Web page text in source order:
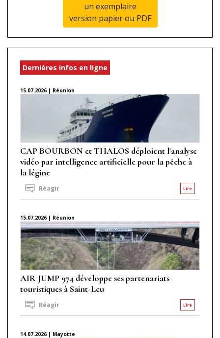
un exemplaire
version papier ou PDF
Dernières infos en ligne
15.07.2026 | Réunion
CAP BOURBON et THALOS déploient l'analyse
vidéo par intelligence artificielle pour la pêche à
la légine
Lire
Réagir
15.07.2026 | Réunion
AIR JUMP 974 développe ses partenariats
touristiques à Saint-Leu
Lire
Réagir
14.07.2026 | Mayotte